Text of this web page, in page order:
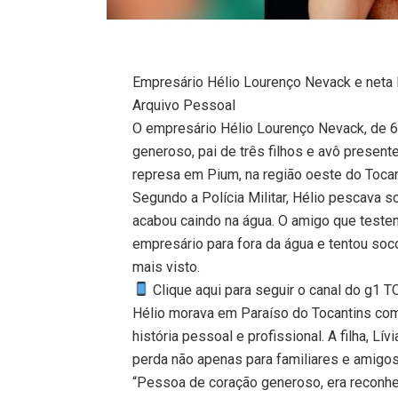
Empresário Hélio Lourenço Nevack e neta
Arquivo Pessoal
O empresário Hélio Lourenço Nevack, de
generoso, pai de três filhos e avô
represa em Pium, na região oeste do
Segundo a Polícia Militar, Hélio pescava
acabou caindo na água. O amigo que
empresário para fora da água e tentou
mais visto.
Clique aqui para seguir o canal do g1
Hélio morava em Paraíso do Tocantins
história pessoal e profissional. A filha,
perda não apenas para familiares e
“Pessoa de coração generoso, era